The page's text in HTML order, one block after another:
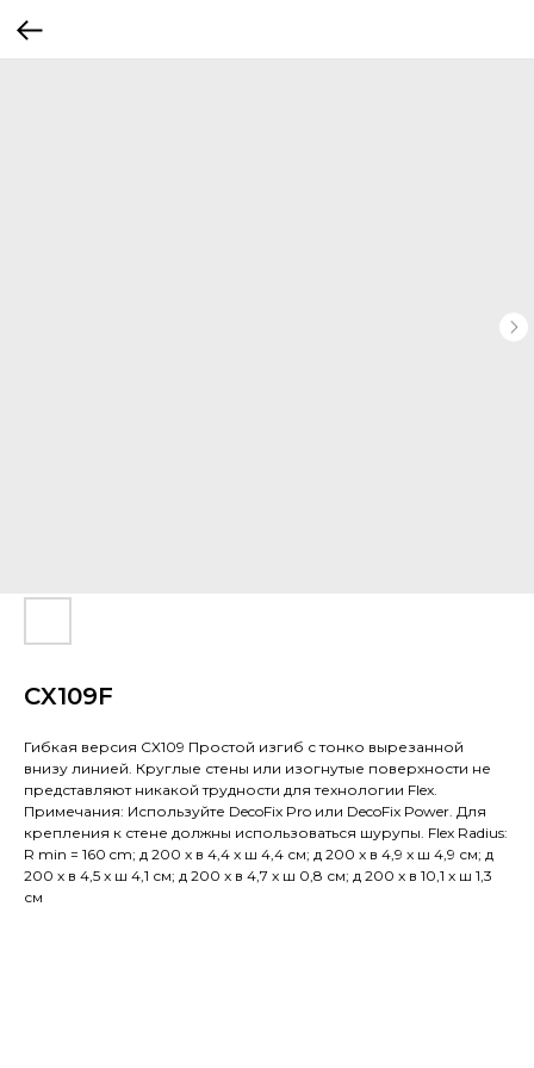
CX109F
Гибкая версия CX109 Простой изгиб с тонко вырезанной
внизу линией. Круглые стены или изогнутые поверхности не
представляют никакой трудности для технологии Flex.
Примечания: Используйте DecoFix Pro или DecoFix Power. Для
крепления к стене должны использоваться шурупы. Flex Radius:
R min = 160 cm; д 200 x в 4,4 x ш 4,4 см; д 200 x в 4,9 x ш 4,9 см; д
200 x в 4,5 x ш 4,1 см; д 200 x в 4,7 x ш 0,8 см; д 200 x в 10,1 x ш 1,3
см